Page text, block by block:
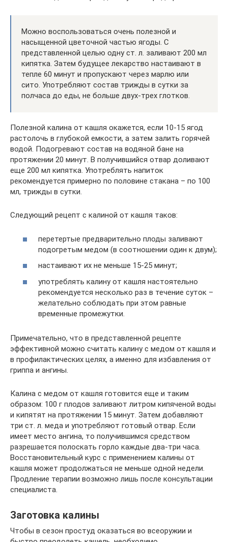
Можно воспользоваться очень полезной и
насыщенной цветочной частью ягоды. С
представленной целью одну ст. л. заливают 200 мл
кипятка. Затем будущее лекарство настаивают в
тепле 60 минут и пропускают через марлю или
сито. Употребляют состав трижды в сутки за
полчаса до еды, не больше двух-трех глотков.
Полезной калина от кашля окажется, если 10-15 ягод
растолочь в глубокой емкости, а затем залить горячей
водой. Подогревают состав на водяной бане на
протяжении 20 минут. В получившийся отвар доливают
еще 200 мл кипятка. Употреблять напиток
рекомендуется примерно по половине стакана – по 100
мл, трижды в сутки.
Следующий рецепт с калиной от кашля таков:
перетертые предварительно плоды заливают
подогретым медом (в соотношении один к двум);
настаивают их не меньше 15-25 минут;
употреблять калину от кашля настоятельно
рекомендуется несколько раз в течение суток –
желательно соблюдать при этом равные
временные промежутки.
Примечательно, что в представленной рецепте
эффективной можно считать калину с медом от кашля и
в профилактических целях, а именно для избавления от
гриппа и ангины.
Калина с медом от кашля готовится еще и таким
образом: 100 г плодов заливают литром кипяченой воды
и кипятят на протяжении 15 минут. Затем добавляют
три ст. л. меда и употребляют готовый отвар. Если
имеет место ангина, то получившимся средством
разрешается полоскать горло каждые два-три часа.
Восстановительный курс с применением калины от
кашля может продолжаться не меньше одной недели.
Продление терапии возможно лишь после консультации
специалиста.
Заготовка калины
Чтобы в сезон простуд оказаться во всеоружии и